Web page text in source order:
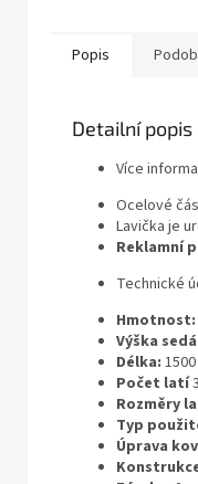
Popis
Detailní
Více
Ocelové
Lavička je
Reklamní
Technické
Hmotnost:
Výška
Délka:
Počet latí3
Rozměry
Typ
Úprava